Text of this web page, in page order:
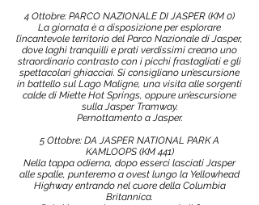
4 Ottobre: PARCO NAZIONALE DI JASPER (KM 0)
La giornata è a disposizione per esplorare
l’incantevole territorio del Parco Nazionale di Jasper,
dove laghi tranquilli e prati verdissimi creano uno
straordinario contrasto con i picchi frastagliati e gli
spettacolari ghiacciai. Si consigliano un’escursione
in battello sul Lago Maligne, una visita alle sorgenti
calde di Miette Hot Springs, oppure un’escursione
sulla Jasper Tramway.
Pernottamento a Jasper.
5 Ottobre: DA JASPER NATIONAL PARK A
KAMLOOPS (KM 441)
Nella tappa odierna, dopo esserci lasciati Jasper
alle spalle, punteremo a ovest lungo la Yellowhead
Highway entrando nel cuore della Columbia
Britannica.